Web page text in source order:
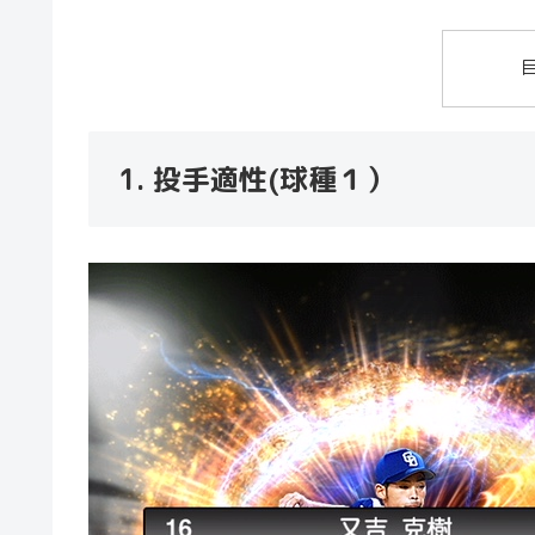
1. 投手適性(球種１）